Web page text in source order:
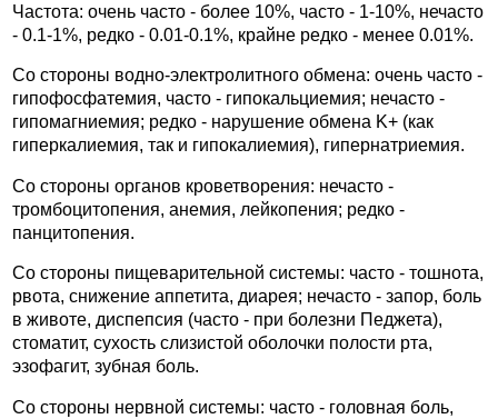
Частота: очень часто - более 10%, часто - 1-10%, нечасто
- 0.1-1%, редко - 0.01-0.1%, крайне редко - менее 0.01%.
Со стороны водно-электролитного обмена: очень часто -
гипофосфатемия, часто - гипокальциемия; нечасто -
гипомагниемия; редко - нарушение обмена K+ (как
гиперкалиемия, так и гипокалиемия), гипернатриемия.
Со стороны органов кроветворения: нечасто -
тромбоцитопения, анемия, лейкопения; редко -
панцитопения.
Со стороны пищеварительной системы: часто - тошнота,
рвота, снижение аппетита, диарея; нечасто - запор, боль
в животе, диспепсия (часто - при болезни Педжета),
стоматит, сухость слизистой оболочки полости рта,
эзофагит, зубная боль.
Со стороны нервной системы: часто - головная боль,